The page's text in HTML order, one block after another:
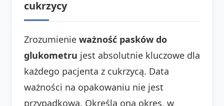
cukrzycy
Zrozumienie ważność pasków do
glukometru jest absolutnie kluczowe dla
każdego pacjenta z cukrzycą. Data
ważności na opakowaniu nie jest
przypadkowa. Określa ona okres, w